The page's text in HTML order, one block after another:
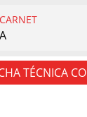
CARNET
A
TÉCNICA